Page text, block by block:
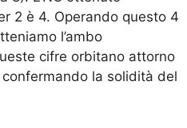
2 è 4. Operando questo 4
l’ambo
cifre orbitano attorno
confermando la solidità del